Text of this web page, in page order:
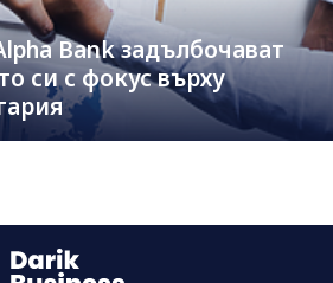
Bank задълбочават
си с фокус върху